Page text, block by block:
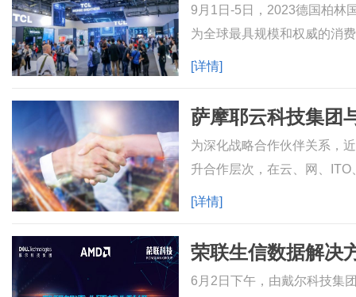
9月1日-5日，2023德国柏林
为全球最具规模和权威的消
势，更是各类高精尖技术争
[详情]
为深化战略合作伙伴关系，
升合作层次，在云、网、
可靠、灵活安全的一站式、
[详情]
荣联生信数据解决
6月2日下午，由戴尔科技集